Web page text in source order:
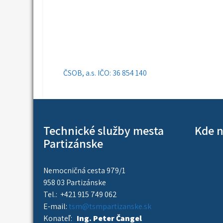
Navigácia
v
ČSOB, a.s. IČO: 36 854 140
Technické služby mesta
Partizánske
Nemocničná cesta 979/1
958 03 Partizánske
Tel.: +421 915 749 062
E-mail:tsm@tsmpartizanske.sk
Konateľ: Ing. Peter Čangel
Kde